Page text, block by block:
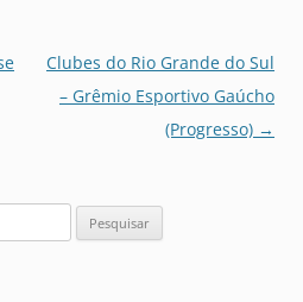
Clubes do Rio Grande do Sul
– Grêmio Esportivo Gaúcho
(Progresso) →